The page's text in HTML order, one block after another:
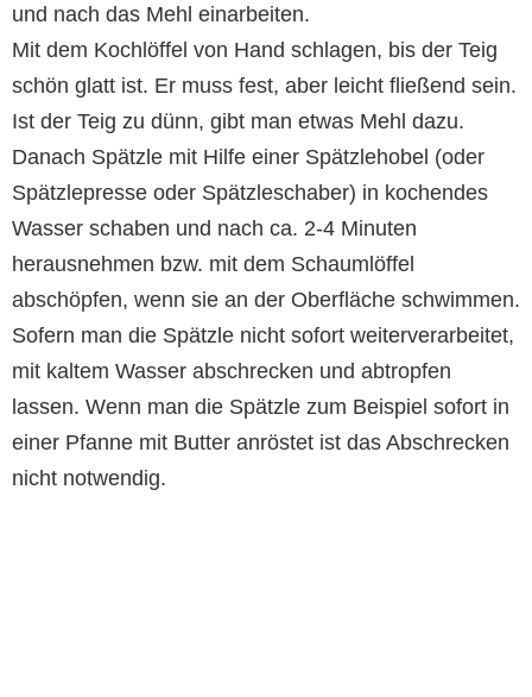
und nach das Mehl einarbeiten.
Mit dem Kochlöffel von Hand schlagen, bis der Teig
schön glatt ist. Er muss fest, aber leicht fließend sein.
Ist der Teig zu dünn, gibt man etwas Mehl dazu.
Danach Spätzle mit Hilfe einer Spätzlehobel (oder
Spätzlepresse oder Spätzleschaber) in kochendes
Wasser schaben und nach ca. 2-4 Minuten
herausnehmen bzw. mit dem Schaumlöffel
abschöpfen, wenn sie an der Oberfläche schwimmen.
Sofern man die Spätzle nicht sofort weiterverarbeitet,
mit kaltem Wasser abschrecken und abtropfen
lassen. Wenn man die Spätzle zum Beispiel sofort in
einer Pfanne mit Butter anröstet ist das Abschrecken
nicht notwendig.